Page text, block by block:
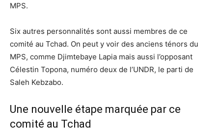
MPS.
Six autres personnalités sont aussi membres de ce
comité au Tchad. On peut y voir des anciens ténors du
MPS, comme Djimtebaye Lapia mais aussi l’opposant
Célestin Topona, numéro deux de l’UNDR, le parti de
Saleh Kebzabo.
Une nouvelle étape marquée par ce
comité au Tchad